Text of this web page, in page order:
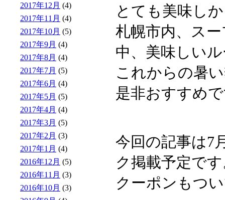
とても美味し
札幌市内、ス
中、美味しい
これからの暑
是非おすすめ
今回の記事は7
ク掲載予定で
クーポンもつ
2017年12月 (4)
2017年11月 (4)
2017年10月 (5)
2017年9月 (4)
2017年8月 (4)
2017年7月 (5)
2017年6月 (4)
2017年5月 (5)
2017年4月 (4)
2017年3月 (5)
2017年2月 (3)
2017年1月 (4)
2016年12月 (5)
2016年11月 (3)
2016年10月 (3)